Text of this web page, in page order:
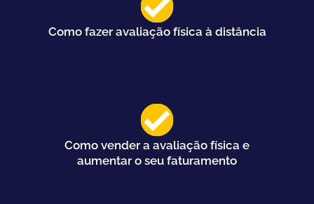
Como fazer avaliação física à distância
Como vender a avaliação física e
aumentar o seu faturamento